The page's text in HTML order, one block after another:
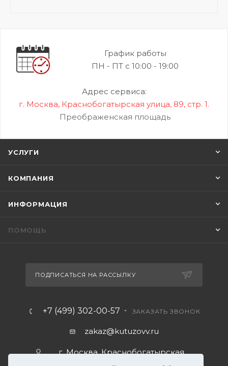
График работы
ПН - ПТ с 10:00 - 19:00
Адрес сервиса:
г. Москва, Краснобогатырская улица, 89, стр. 1.
Преображенская площадь
УСЛУГИ
КОМПАНИЯ
ИНФОРМАЦИЯ
ПОМОЩЬ
ПОДПИСАТЬСЯ НА РАССЫЛКУ
+7 (499) 302-00-57 ЗАКАЗАТЬ ЗВОНОК
zakaz@kutuzovv.ru
г. Москва, Краснобогатырская